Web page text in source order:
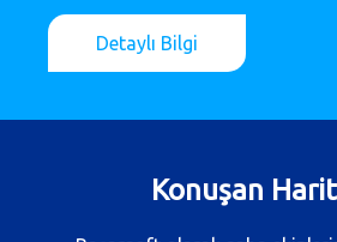
Detaylı Bilgi
Konuşan